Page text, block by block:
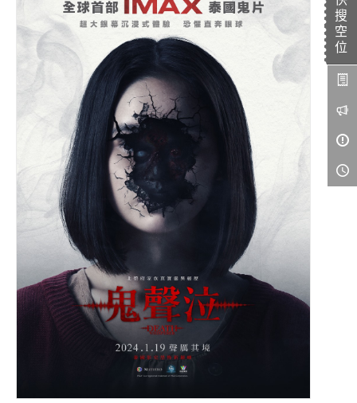
搜
空
位
TITAN SCREEN
MUCROWN
IMAX
4DX
VR 演唱會
GOLD CLASS
AD口述影像
LIVE演唱會
影城餐飲
UNICORN
影城公告
影城活動
中獎名單
合作夥伴